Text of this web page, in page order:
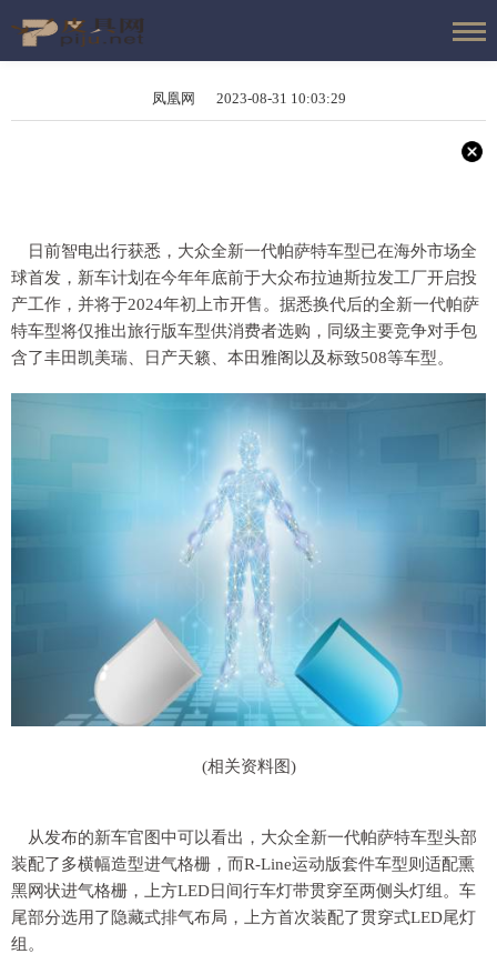
凤凰网 2023-08-31 10:03:29
日前智电出行获悉，大众全新一代帕萨特车型已在海外市场全
球首发，新车计划在今年年底前于大众布拉迪斯拉发工厂开启投
产工作，并将于2024年初上市开售。据悉换代后的全新一代帕萨
特车型将仅推出旅行版车型供消费者选购，同级主要竞争对手包
含了丰田凯美瑞、日产天籁、本田雅阁以及标致508等车型。
(相关资料图)
从发布的新车官图中可以看出，大众全新一代帕萨特车型头部
装配了多横幅造型进气格栅，而R-Line运动版套件车型则适配熏
黑网状进气格栅，上方LED日间行车灯带贯穿至两侧头灯组。车
尾部分选用了隐藏式排气布局，上方首次装配了贯穿式LED尾灯
组。